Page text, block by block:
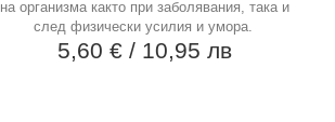
на организма както при заболявания, така и
след физически усилия и умора.
5,60 €/ 10,95 лв